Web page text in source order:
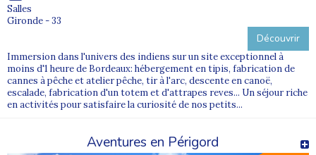
Salles
Gironde - 33
Découvrir
Immersion dans l'univers des indiens sur un site exceptionnel à
moins d'1 heure de Bordeaux: hébergement en tipis, fabrication de
cannes à pêche et atelier pêche, tir à l'arc, descente en canoë,
escalade, fabrication d'un totem et d'attrapes reves... Un séjour riche
en activités pour satisfaire la curiosité de nos petits...
Aventures en Périgord